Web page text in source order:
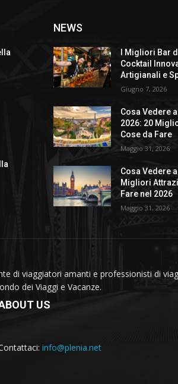
NEWS
I Migliori Bar
Cocktail
Artigianali e
Giugno 7, 2026
Cosa Vedere
2026: 20
Cose da Fare
Maggio 31, 2026
Cosa Vedere
Migliori
Fare nel 2026
Maggio 31, 2026
di viaggiatori amanti e professionisti di
dei Viaggi e Vacanze.
US
info@plenia.net